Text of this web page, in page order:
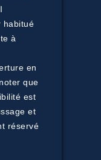
habitué
à
en
que
est
et
réservé